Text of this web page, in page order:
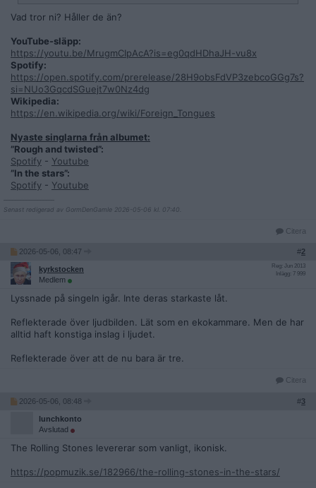
Vad tror ni? Håller de än?
YouTube-släpp:
https://youtu.be/MrugmCIpAcA?is=eg0qdHDhaJH-vu8x
Spotify:
https://open.spotify.com/prerelease/28H9obsFdVP3zebcoGGg7s?
si=NUo3GqcdSGuejt7w0Nz4dg
Wikipedia:
https://en.wikipedia.org/wiki/Foreign_Tongues
Nyaste singlarna från albumet:
”Rough and twisted”:
Spotify - Youtube
”In the stars”:
Spotify - Youtube
Senast redigerad av GormDenGamle 2026-05-06 kl. 07:40.
Citera
2026-05-06, 08:47 #2
kyrkstocken
Medlem
Reg: Jun 2013
Inlägg: 7 999
Lyssnade på singeln igår. Inte deras starkaste låt.
Reflekterade över ljudbilden. Lät som en ekokammare. Men de har
alltid haft konstiga inslag i ljudet.
Reflekterade över att de nu bara är tre.
Citera
2026-05-06, 08:48 #3
lunchkonto
Avslutad
The Rolling Stones levererar som vanligt, ikonisk.
https://popmuzik.se/182966/the-rolling-stones-in-the-stars/